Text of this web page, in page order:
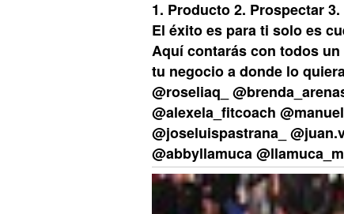
1. Producto 2. Prospectar
El éxito es para ti solo es
Aquí contarás con todos
tu negocio a donde lo
@roseliaq_
@alexela_fitcoach
@joseluispastrana_
@abbyllamuca